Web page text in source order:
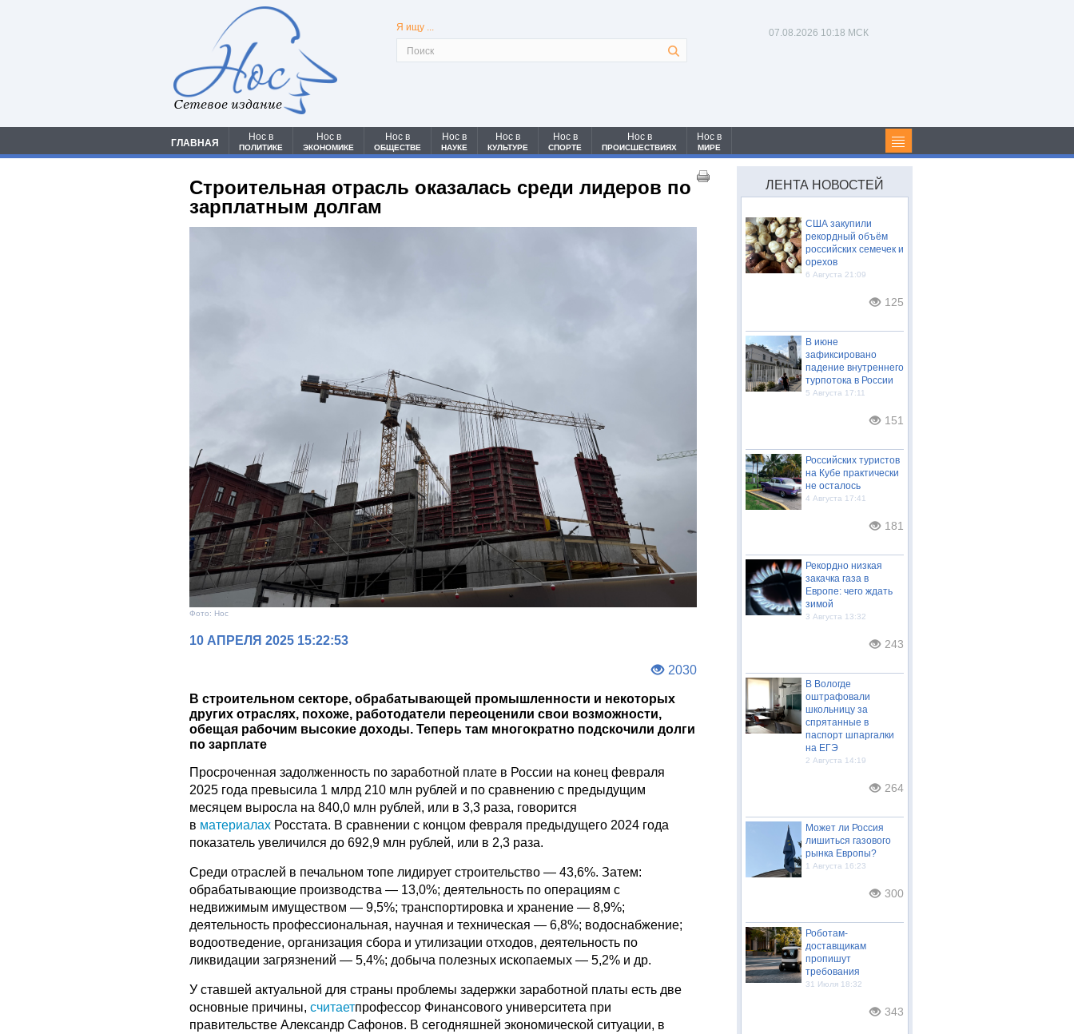
Сетевое издание
Я ищу ... 07.08.2026 10:18 МСК
ГЛАВНАЯ
Нос в
ПОЛИТИКЕ
Нос в
ЭКОНОМИКЕ
Нос в
ОБЩЕСТВЕ
Нос в
НАУКЕ
Нос в
КУЛЬТУРЕ
Нос в
СПОРТЕ
Нос в
ПРОИСШЕСТВИЯХ
Нос в
МИРЕ
Строительная отрасль оказалась среди лидеров по
зарплатным долгам
Фото: Нос
10 АПРЕЛЯ 2025 15:22:53
2030
В строительном секторе, обрабатывающей промышленности и некоторых
других отраслях, похоже, работодатели переоценили свои возможности,
обещая рабочим высокие доходы. Теперь там многократно подскочили долги
по зарплате
Просроченная задолженность по заработной плате в России на конец февраля
2025 года превысила 1 млрд 210 млн рублей и по сравнению с предыдущим
месяцем выросла на 840,0 млн рублей, или в 3,3 раза, говорится
в материалах Росстата. В сравнении с концом февраля предыдущего 2024 года
показатель увеличился до 692,9 млн рублей, или в 2,3 раза.
Среди отраслей в печальном топе лидирует строительство — 43,6%. Затем:
обрабатывающие производства — 13,0%; деятельность по операциям с
недвижимым имуществом — 9,5%; транспортировка и хранение — 8,9%;
деятельность профессиональная, научная и техническая — 6,8%; водоснабжение;
водоотведение, организация сбора и утилизации отходов, деятельность по
ликвидации загрязнений — 5,4%; добыча полезных ископаемых — 5,2% и др.
У ставшей актуальной для страны проблемы задержки заработной платы есть две
основные причины,считаетпрофессор Финансового университета при
правительстве Александр Сафонов. В сегодняшней экономической ситуации, в
ЛЕНТА НОВОСТЕЙ
США закупили
рекордный объём
российских семечек и
орехов
6 Августа 21:09
125
В июне
зафиксировано
падение внутреннего
турпотока в России
5 Августа 17:11
151
Российских туристов
на Кубе практически
не осталось
4 Августа 17:41
181
Рекордно низкая
закачка газа в
Европе: чего ждать
зимой
3 Августа 13:32
243
В Вологде
оштрафовали
школьницу за
спрятанные в
паспорт шпаргалки
на ЕГЭ
2 Августа 14:19
264
Может ли Россия
лишиться газового
рынка Европы?
1 Августа 16:23
300
Роботам-
доставщикам
пропишут
требования
31 Июля 18:32
343